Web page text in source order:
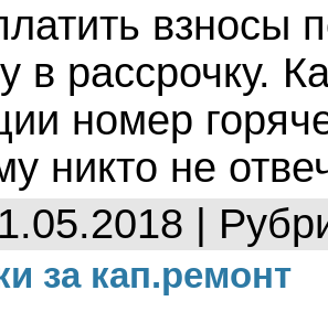
взносы
в рассрочку.
номер
никто не
|
за кап.ремонт